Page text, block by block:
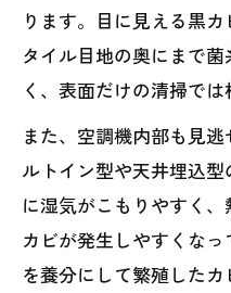
ります。目に見える黒
タイル目地の奥にまで
く、表面だけの清掃では
また、空調機内部も見
ルトイン型や天井埋込
に湿気がこもりやすく
カビが発生しやすくな
を養分にして繁殖した